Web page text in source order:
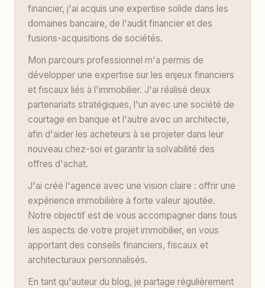
financier, j'ai acquis une expertise solide dans les
domaines bancaire, de l'audit financier et des
fusions-acquisitions de sociétés.
Mon parcours professionnel m'a permis de
développer une expertise sur les enjeux financiers
et fiscaux liés à l'immobilier. J'ai réalisé deux
partenariats stratégiques, l'un avec une société de
courtage en banque et l'autre avec un architecte,
afin d'aider les acheteurs à se projeter dans leur
nouveau chez-soi et garantir la solvabilité des
offres d'achat.
J'ai créé l'agence avec une vision claire : offrir une
expérience immobilière à forte valeur ajoutée.
Notre objectif est de vous accompagner dans tous
les aspects de votre projet immobilier, en vous
apportant des conseils financiers, fiscaux et
architecturaux personnalisés.
En tant qu'auteur du blog, je partage régulièrement